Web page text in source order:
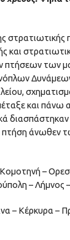
στρατιωτικής
και
των
και πάνω
πτήση άνωθεν
–
– Λήμνος
– Κέρκυρα –